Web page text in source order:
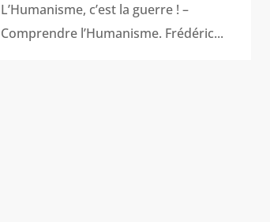
L’Humanisme, c’est la guerre ! –
Comprendre l’Humanisme. Frédéric...